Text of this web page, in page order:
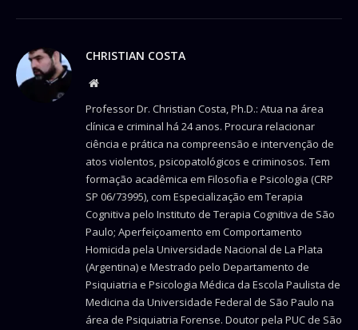
CHRISTIAN COSTA
Website
Professor Dr. Christian Costa, Ph.D.: Atua na área
clínica e criminal há 24 anos. Procura relacionar
ciência e prática na compreensão e intervenção de
atos violentos, psicopatológicos e criminosos. Tem
formação acadêmica em Filosofia e Psicologia (CRP
SP 06/73995), com Especialização em Terapia
Cognitiva pelo Instituto de Terapia Cognitiva de São
Paulo; Aperfeiçoamento em Comportamento
Homicida pela Universidade Nacional de La Plata
(Argentina) e Mestrado pelo Departamento de
Psiquiatria e Psicologia Médica da Escola Paulista de
Medicina da Universidade Federal de São Paulo na
área de Psiquiatria Forense. Doutor pela PUC de São